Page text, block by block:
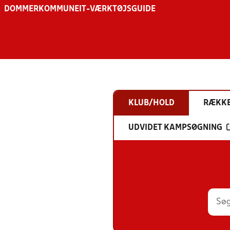
DOMMER KOMMUNE IT-VÆRKTØJSGUIDE
KLUB/HOLD
UDVIDET KAMPSØGNING